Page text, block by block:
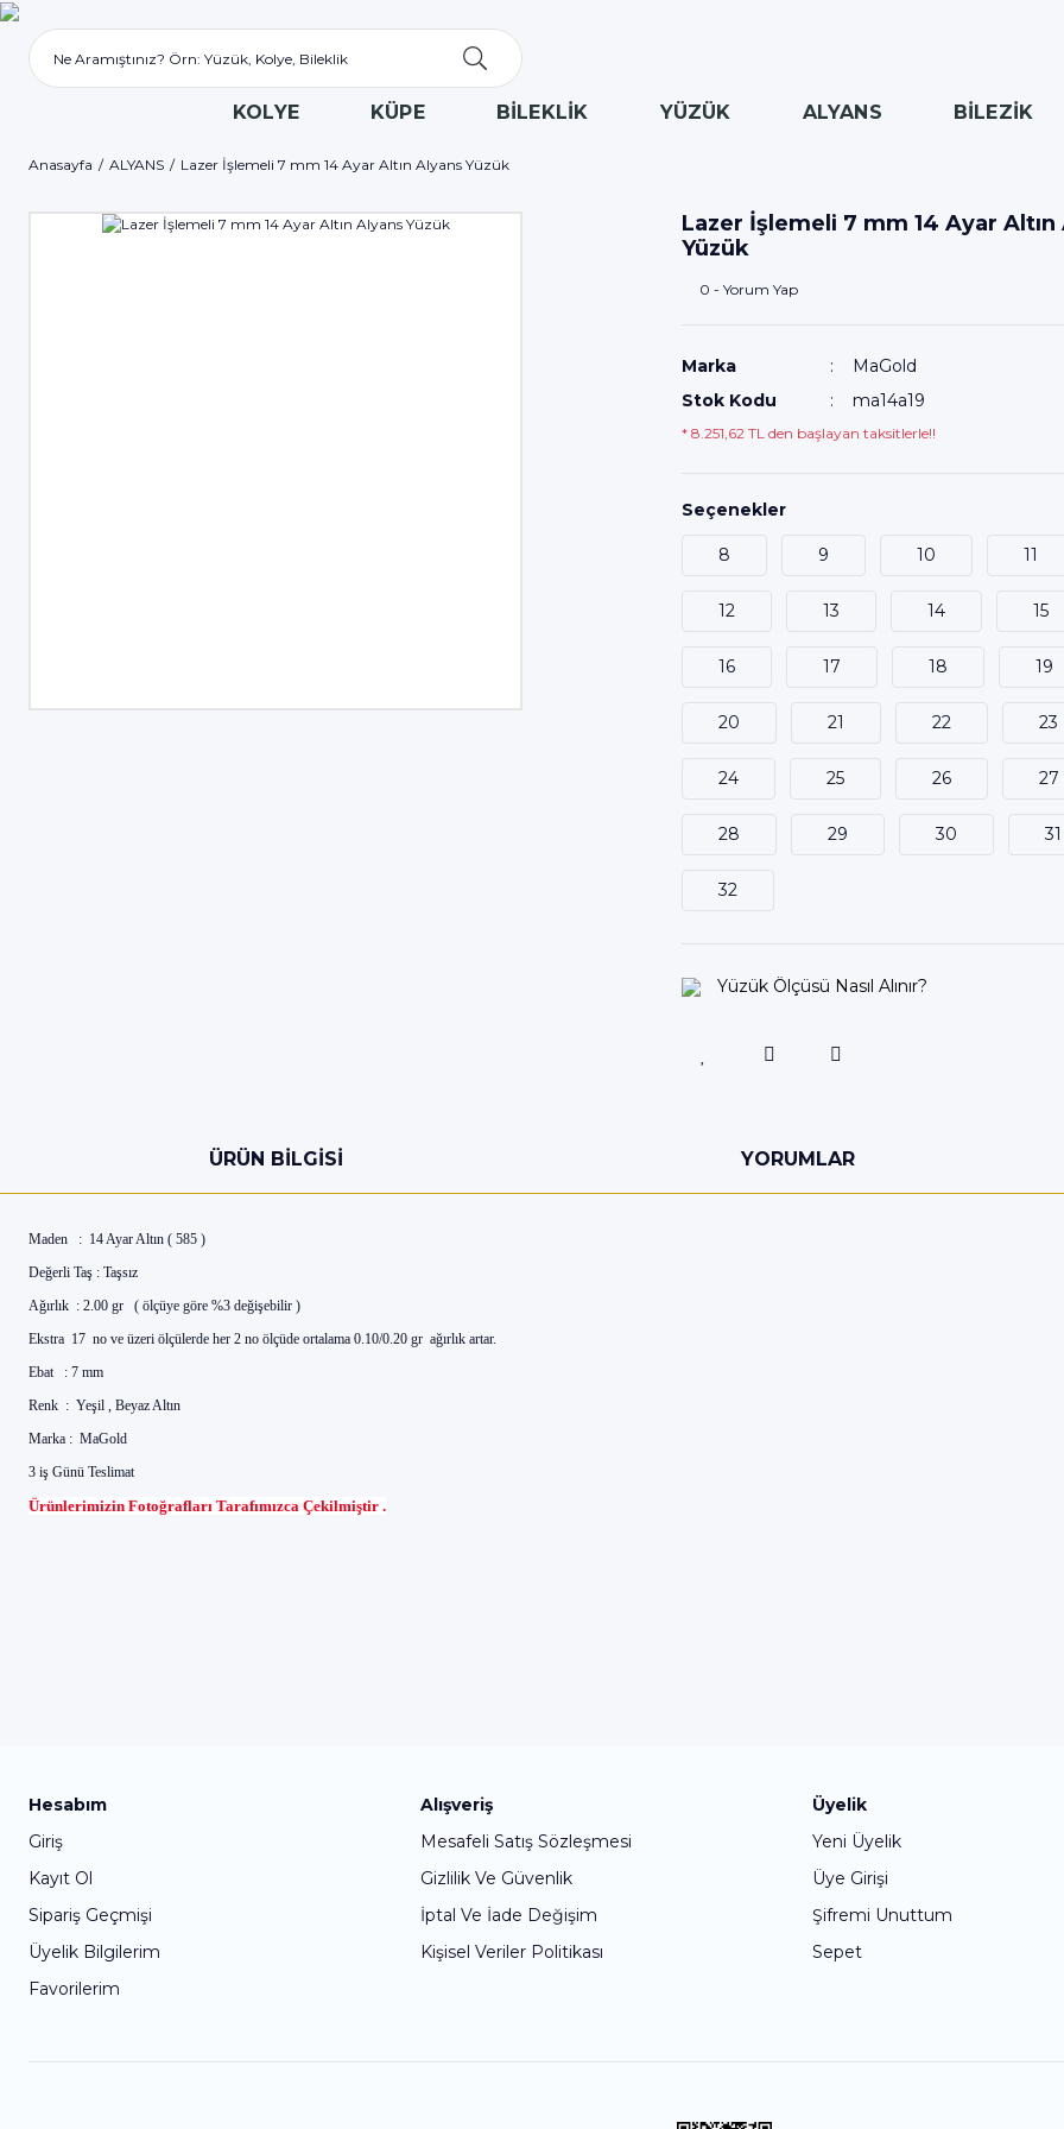
KOLYE KÜPE BİLEKLİK YÜZÜK ALYANS BİLEZİK
Anasayfa ALYANS Lazer İşlemeli 7 mm 14 Ayar Altın Alyans Yüzük
Lazer İşlemeli 7 mm 14 Ayar Altın
Yüzük
0 - Yorum Yap
Marka
MaGold
Stok Kodu
ma14a19
* 8.251,62 TL den başlayan taksitlerle!!
Seçenekler
8 9 10 11
12 13 14 15
16 17 18 19
20 21 22 23
24 25 26 27
28 29 30 31
32
Yüzük Ölçüsü Nasıl Alınır?
ÜRÜN BILGISI YORUMLAR
Maden : 14 Ayar Altın ( 585 )
Değerli Taş : Taşsız
Ağırlık : 2.00 gr ( ölçüye göre %3 değişebilir )
Ekstra 17 no ve üzeri ölçülerde her 2 no ölçüde ortalama 0.10/0.20 gr ağırlık artar.
Ebat : 7 mm
Renk : Yeşil , Beyaz Altın
Marka : MaGold
3 iş Günü Teslimat
Ürünlerimizin Fotoğrafları Tarafımızca Çekilmiştir .
Yorum Yaz
Hesabım
Giriş
Kayıt Ol
Sipariş Geçmişi
Üyelik Bilgilerim
Favorilerim
Alışveriş
Mesafeli Satış Sözleşmesi
Gizlilik Ve Güvenlik
İptal Ve İade Değişim
Kişisel Veriler Politikası
Üyelik
Yeni Üyelik
Üye Girişi
Şifremi Unuttum
Sepet